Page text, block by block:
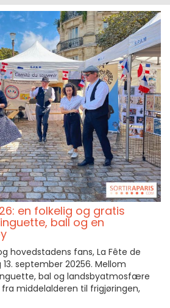
en folkelig og gratis
ball og en
hovedstadens fans, La Fête de
13. september 20256. Mellom
bal og landsbyatmosfære
middelalderen til frigjøringen,